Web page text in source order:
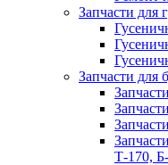
Запчасти для
Запчасти для
Т-170,